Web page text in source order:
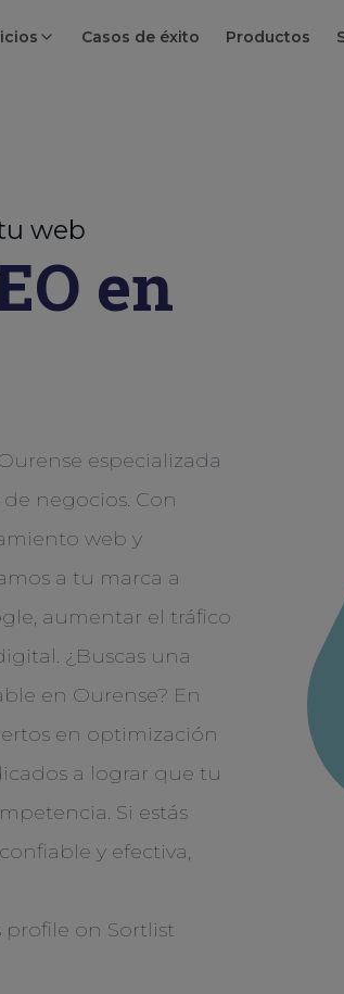
Casos de éxito Productos
web
en
especializada
negocios. Con
web y
a tu marca a
aumentar el tráfico
¿Buscas una
en Ourense? En
en optimización
a lograr que tu
Si estás
y efectiva,